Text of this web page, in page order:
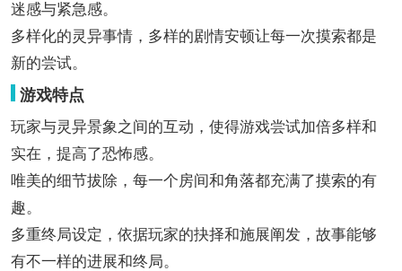
迷感与紧急感。
多样化的灵异事情，多样的剧情安顿让每一次摸索都是
新的尝试。
游戏特点
玩家与灵异景象之间的互动，使得游戏尝试加倍多样和
实在，提高了恐怖感。
唯美的细节拔除，每一个房间和角落都充满了摸索的有
趣。
多重终局设定，依据玩家的抉择和施展阐发，故事能够
有不一样的进展和终局。